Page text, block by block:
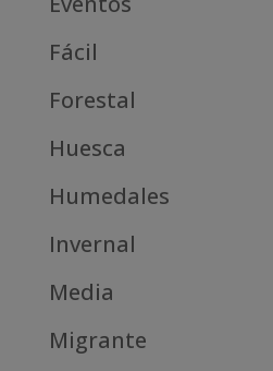
Fácil
Forestal
Huesca
Humedales
Invernal
Media
Migrante